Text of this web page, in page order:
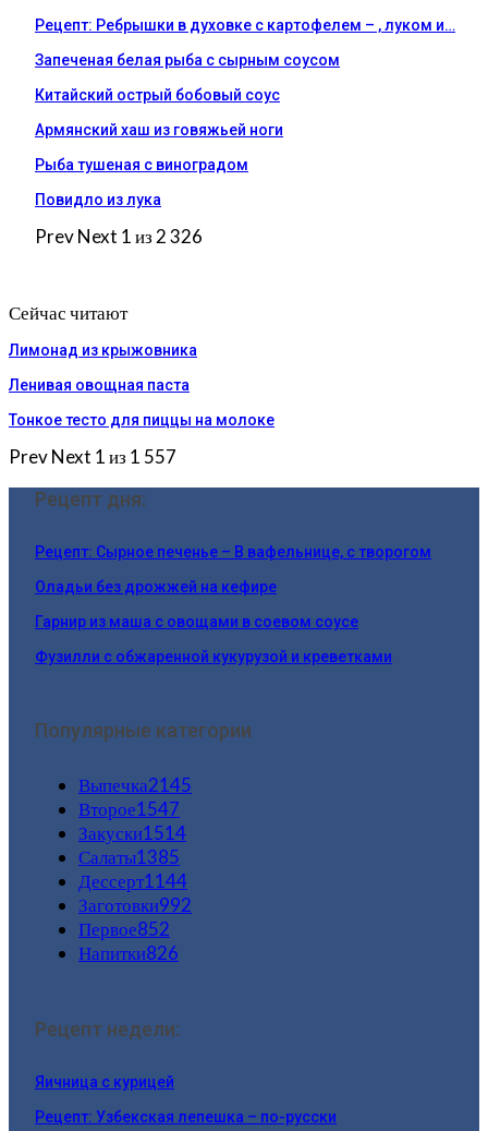
Рецепт: Ребрышки в духовке с картофелем – , луком и…
Запеченая белая рыба с сырным соусом
Китайский острый бобовый соус
Армянский хаш из говяжьей ноги
Рыба тушеная с виноградом
Повидло из лука
PrevNext 1 из 2 326
Сейчас читают
Лимонад из крыжовника
Ленивая овощная паста
Тонкое тесто для пиццы на молоке
PrevNext 1 из 1 557
Рецепт дня:
Рецепт: Сырное печенье – В вафельнице, с творогом
Оладьи без дрожжей на кефире
Гарнир из маша с овощами в соевом соусе
Фузилли с обжаренной кукурузой и креветками
Популярные категории
Выпечка2145
Второе1547
Закуски1514
Салаты1385
Дессерт1144
Заготовки992
Первое852
Напитки826
Рецепт недели:
Яичница с курицей
Рецепт: Узбекская лепешка – по-русски